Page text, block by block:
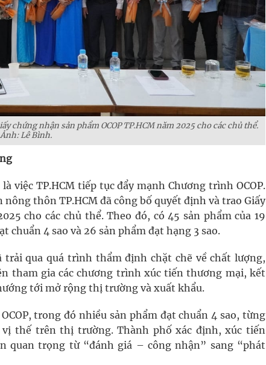
chứng nhận sản phẩm OCOP TP.HCM năm 2025 cho các chủ thể.
Ảnh: Lê Bình.
việc TP.HCM tiếp tục đẩy mạnh Chương trình OCOP.
thôn TP.HCM đã công bố quyết định và trao Giấy
cho các chủ thể. Theo đó, có 45 sản phẩm của 19
chuẩn 4 sao và 26 sản phẩm đạt hạng 3 sao.
trải qua quá trình thẩm định chặt chẽ về chất lượng,
tham gia các chương trình xúc tiến thương mại, kết
tới mở rộng thị trường và xuất khẩu.
trong đó nhiều sản phẩm đạt chuẩn 4 sao, từng
thế trên thị trường. Thành phố xác định, xúc tiến
quan trọng từ “đánh giá – công nhận” sang “phát